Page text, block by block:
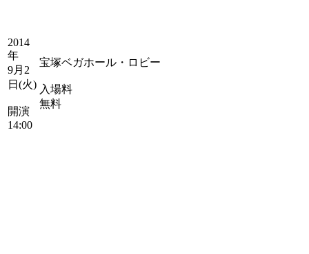
2014
年
9月2
日(火)
開演
14:00
宝塚ベガホール・ロビー
入場料
無料